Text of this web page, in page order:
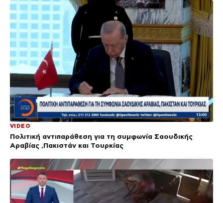
VIDEO
Πολιτική αντιπαράθεση για τη συμφωνία Σαουδικής
Αραβίας ,Πακιστάν και Τουρκίας